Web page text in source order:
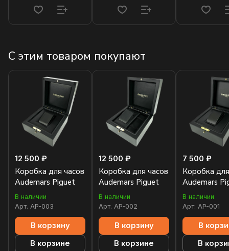
С этим товаром покупают
12 500 ₽
Коробка для часов
Audemars Piguet
В наличии
Арт. AP-003
В корзину
В корзине
12 500 ₽
Коробка для часов
Audemars Piguet
В наличии
Арт. AP-002
В корзину
В корзине
7 500 ₽
Коробка
Audemars
В наличии
Арт. AP-001
В
В